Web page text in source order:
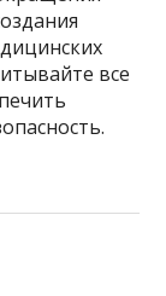
все